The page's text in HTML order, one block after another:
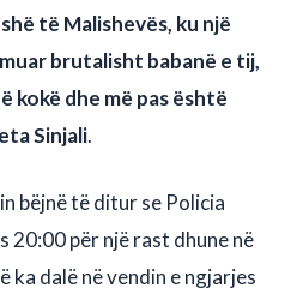
të Malishevës, ku një
brutalisht babanë e tij,
kokë dhe më pas është
Sinjali.
bëjnë të ditur se Policia
20:00 për një rast dhune në
ka dalë në vendin e ngjarjes